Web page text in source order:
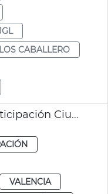
CABALLERO
Jornada informativa Participación Ciudadana
VALENCIA